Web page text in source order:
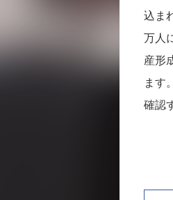
込ま
万人
産形
ます
確認